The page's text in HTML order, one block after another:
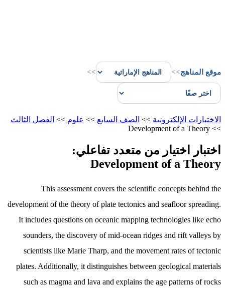
موقع المناهج>>
>>
الاختبارات الإلكترونية >> الصف السابع >> علوم >> الفصل الثالث
>>
Development of a Theory
اختبار اختيار من متعدد تفاعلي:
Development of a Theory
This assessment covers the scientific concepts behind the
development of the theory of plate tectonics and seafloor spreading.
It includes questions on oceanic mapping technologies like echo
sounders, the discovery of mid-ocean ridges and rift valleys by
scientists like Marie Tharp, and the movement rates of tectonic
plates. Additionally, it distinguishes between geological materials
such as magma and lava and explains the age patterns of rocks